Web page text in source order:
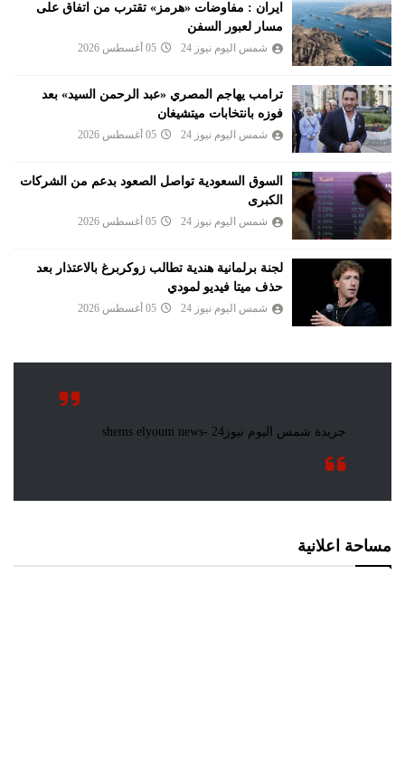
ايران : مفاوضات «هرمز» تقترب من اتفاق على
مسار لعبور السفن
شمس اليوم نيوز 24 05 أغسطس 2026
ترامب يهاجم المصري «عبد الرحمن السيد» بعد
فوزه بانتخابات ميتشيغان
شمس اليوم نيوز 24 05 أغسطس 2026
السوق السعودية تواصل الصعود بدعم من الشركات
الكبرى
شمس اليوم نيوز 24 05 أغسطس 2026
لجنة برلمانية هندية تطالب زوكربرغ بالاعتذار بعد
حذف ميتا فيديو لمودي
شمس اليوم نيوز 24 05 أغسطس 2026
مساحة اعلانية